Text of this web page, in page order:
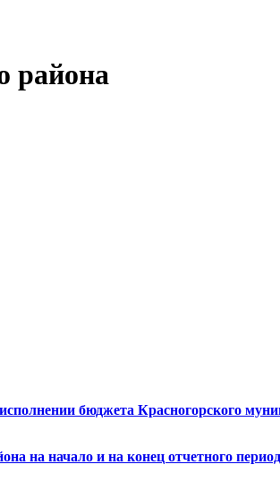
района
бюджета Красногорского
на начало и на конец отчетного